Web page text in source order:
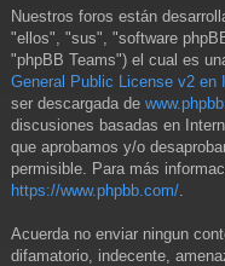
Nuestros foros están
"ellos", "sus", "software
"phpBB Teams") el cual es
General Public License v2 en
ser descargada de
discusiones basadas en
que aprobamos y/o
permisible. Para más
https://www.phpbb.com/
Acuerda no enviar ningun
difamatorio, indecente,